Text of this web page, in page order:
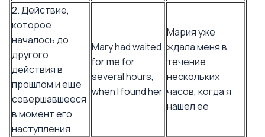
2. Действие,
которое
началось до
другого
действия в
прошлом и еще
совершавшееся
в момент его
наступления.
Mary had waited
for me for
several hours,
when I found her
Мария уже
ждала меня в
течение
нескольких
часов, когда я
нашел ее